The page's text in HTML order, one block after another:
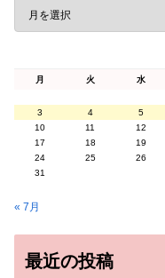
月 火 水
3
4 5
10
11 12
17
18 19
24
25 26
31
« 7月
最近の投稿